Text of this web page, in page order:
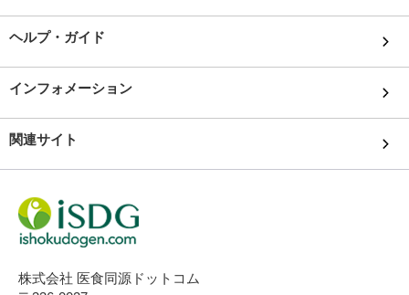
ヘルプ・ガイド
インフォメーション
関連サイト
株式会社 医食同源ドットコム